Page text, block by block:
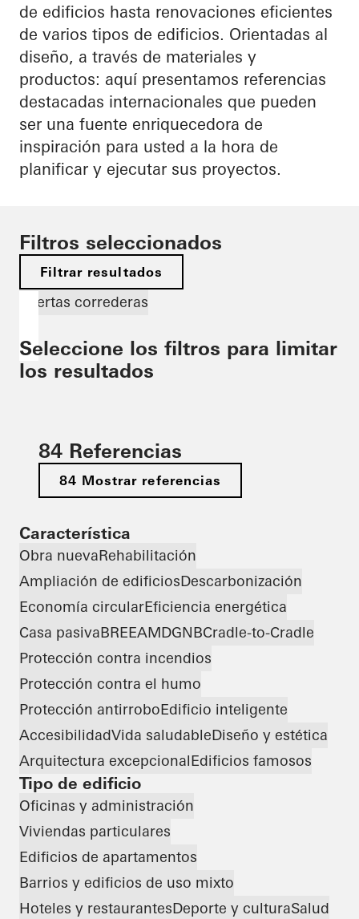
de edificios hasta renovaciones eficientes
de varios tipos de edificios. Orientadas al
diseño, a través de materiales y
productos: aquí presentamos referencias
destacadas internacionales que pueden
ser una fuente enriquecedora de
inspiración para usted a la hora de
planificar y ejecutar sus proyectos.
Filtros seleccionados
Filtrar resultados
Puertas correderas
Seleccione los filtros para limitar
los resultados
84 Referencias
84 Mostrar referencias
Característica
Obra nuevaRehabilitación
Ampliación de edificiosDescarbonización
Economía circularEficiencia energética
Casa pasivaBREEAMDGNBCradle-to-Cradle
Protección contra incendios
Protección contra el humo
Protección antirroboEdificio inteligente
AccesibilidadVida saludableDiseño y estética
Arquitectura excepcionalEdificios famosos
Tipo de edificio
Oficinas y administración
Viviendas particulares
Edificios de apartamentos
Barrios y edificios de uso mixto
Hoteles y restaurantesDeporte y culturaSalud